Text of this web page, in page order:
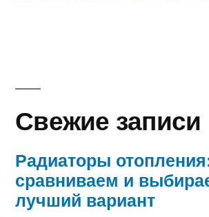
Свежие записи
Радиаторы
сравниваем и
лучший вариант